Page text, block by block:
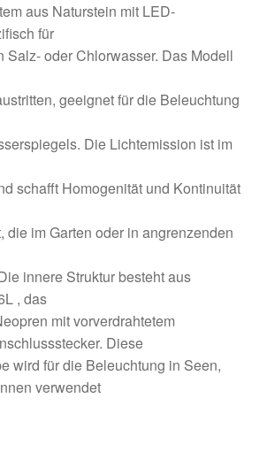
aus Naturstein mit LED-
für
Salz- oder Chlorwasser. Das Modell
geeignet für die Beleuchtung
Die Lichtemission ist im
schafft Homogenität und Kontinuität
die im Garten oder in angrenzenden
innere Struktur besteht aus
, das
mit vorverdrahtetem
Diese
wird für die Beleuchtung in Seen,
verwendet